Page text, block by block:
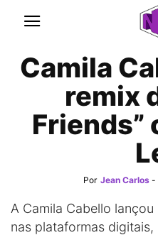
Camila
remix
Friends”
Por Jean Carlos -
A Camila Cabello
nas plataformas digitais,